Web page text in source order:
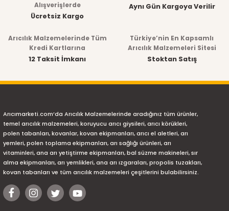
Alışverişlerde
Ücretsiz Kargo
Aynı Gün Kargoya Verilir
Arıcılık Malzemelerinde Tüm
Kredi Kartlarına
12 Taksit İmkanı
Türkiye’nin En Kapsamlı
Arıcılık Malzemeleri Sitesi
Stoktan Satış
Arıcımarketi.com’da Arıcılık Malzemelerinde aradığınız tüm ürünler,
temel arıcılık malzemeleri, koruyucu arıcı giysileri, arıcı körükleri,
polen tabanları, kovanlar, kovan ekipmanları, arıcı el aletleri, arı
yemleri, polen toplama ekipmanları, arı sağlığı ürünleri, arı
vitaminleri, ana arı yetiştirme ekipmanları, bal süzme makineleri, sır
alma ekipmanları, arı yemlikleri, ana arı ızgaraları, propolis tuzakları,
kovan tabanları ve tüm arıcılık malzemeleri çeşitlerini bulabilirsiniz.